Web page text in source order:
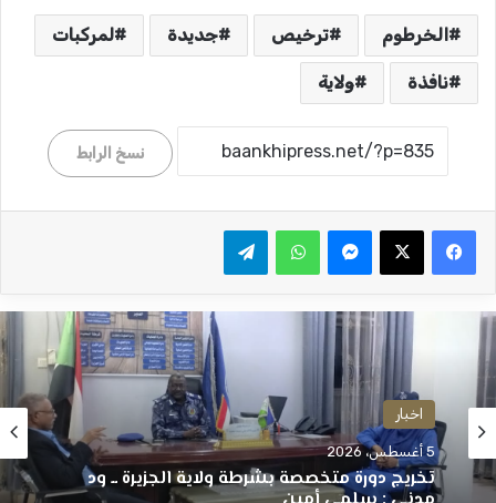
الخرطوم ترخيص جديدة لمركبات
نافذة ولاية
نسخ الرابط
واتساب
اخبار
5 أغسطس، 2026
تخريج دورة متخصصة بشرطة ولاية الجزيرة ــ ود